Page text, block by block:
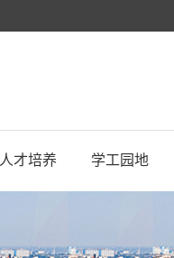
人才培养 学工园地